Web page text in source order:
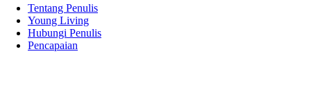
Tentang Penulis
Young Living
Hubungi Penulis
Pencapaian